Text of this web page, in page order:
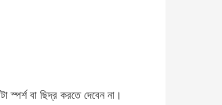
স্পর্শ বা ছিদ্র করতে দেবেন না।